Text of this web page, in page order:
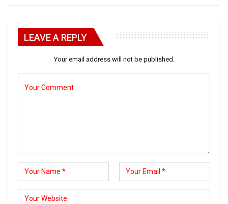
LEAVE A REPLY
Your email address will not be published.